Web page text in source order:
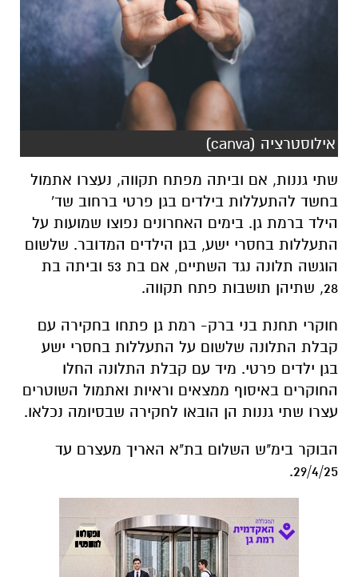
אילוסטרציה (canva)
שתי גננות, אם וביתה מפתח תקווה, נעצרו אתמול
בחשד להתעללות בילדים בגן פרטי ברחוב שד'
הילד ברמת גן. בימים האחרונים נפוצו שמועות על
התעללות בחסרי ישע, בגן הילדים המדובר. שלשום
הוגשה תלונה נגד השתיים, אם בת 53 וביתה בת
28, שתיהן תושבות פתח תקווה.
חוקרי תחנת בני ברק- רמת גן פתחו בחקירה עם
קבלת התלונה שלשום על התעללות בחסרי ישע
בגן ילדים פרטי. מיד עם קבלת התלונה החלו
החוקרים באיסוף ממצאים וראיות ואתמול השוטרים
עצרו שתי גננות הן הובאו לחקירה שבסיומה נכלאו.
הבוקר בימ"ש השלום בת"א האריך מעצרם עד
29/4/25.